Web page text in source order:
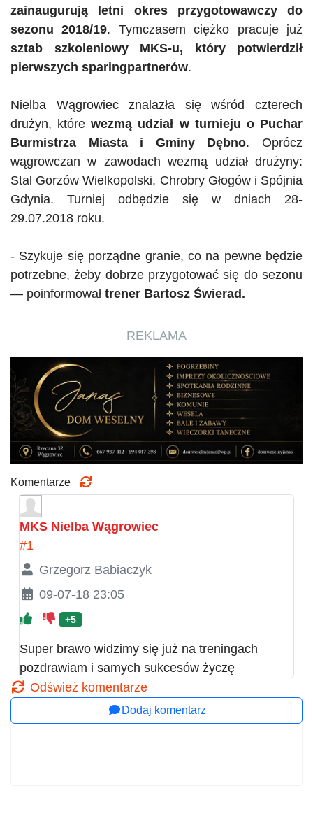
zainaugurują letni okres przygotowawczy do
sezonu 2018/19. Tymczasem ciężko pracuje już
sztab szkoleniowy MKS-u, który potwierdził
pierwszych sparingpartnerów.
Nielba Wągrowiec znalazła się wśród czterech
drużyn, którewezmą udział w turnieju o Puchar
Burmistrza Miasta i Gminy Dębno. Oprócz
wągrowczan w zawodach wezmą udział drużyny:
Stal Gorzów Wielkopolski, Chrobry Głogów i Spójnia
Gdynia. Turniej odbędzie się w dniach 28-
29.07.2018 roku.
- Szykuje się porządne granie, co na pewne będzie
potrzebne, żeby dobrze przygotować się do sezonu
— poinformował trener Bartosz Świerad.
REKLAMA
Komentarze
MKS Nielba Wągrowiec
#1
Grzegorz Babiaczyk
09-07-18 23:05
+5
Super brawo widzimy się już na treningach
pozdrawiam i samych sukcesów życzę
Odśwież komentarze
Dodaj komentarz